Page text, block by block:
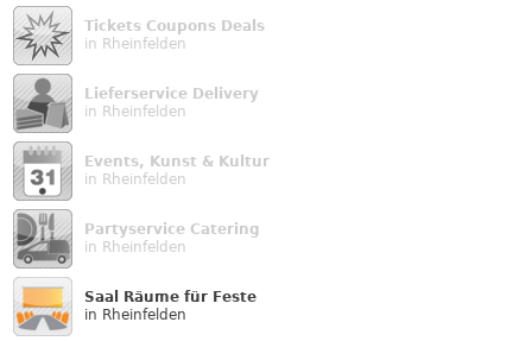
Tickets Coupons Deals
in Rheinfelden
Lieferservice Delivery
in Rheinfelden
Events, Kunst & Kultur
in Rheinfelden
Partyservice Catering
in Rheinfelden
Saal Räume für Feste
in Rheinfelden